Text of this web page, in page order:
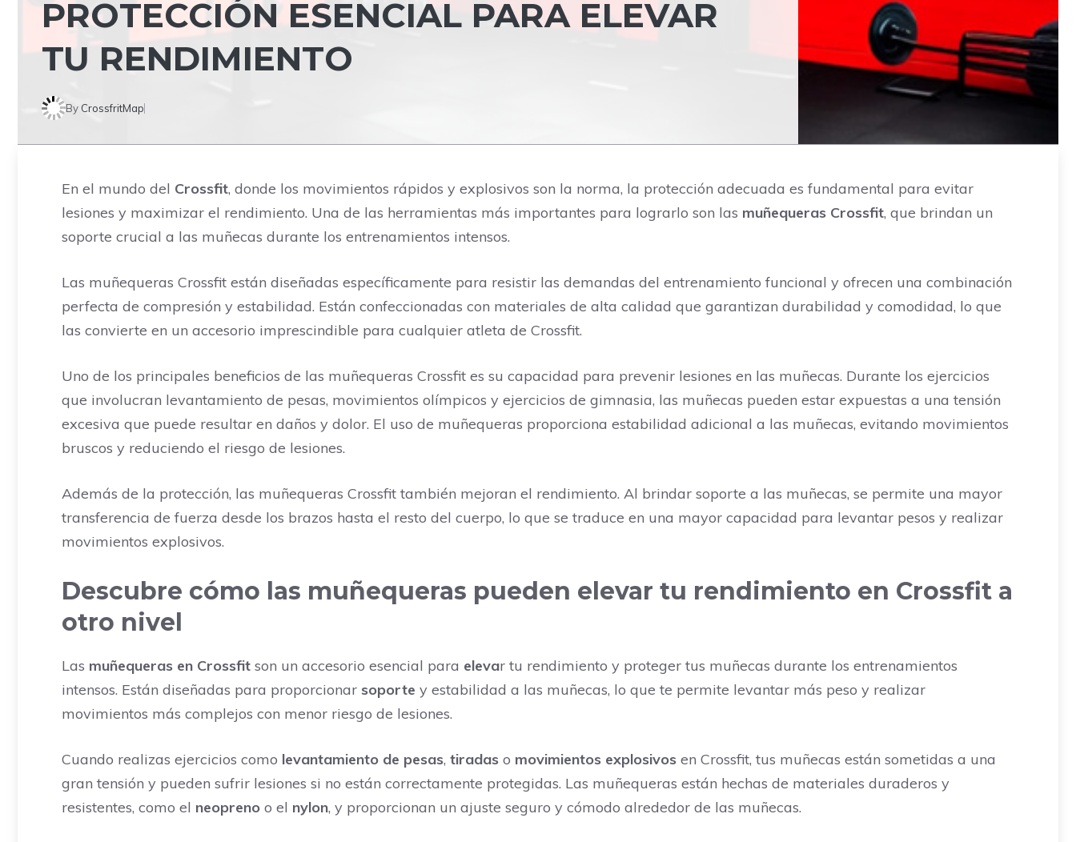
PROTECCIÓN ESENCIAL PARA ELEVAR
TU RENDIMIENTO
By CrossfritMap
En el mundo del Crossfit, donde los movimientos rápidos y explosivos son la norma, la protección adecuada es fundamental para evitar
lesiones y maximizar el rendimiento. Una de las herramientas más importantes para lograrlo son las muñequeras Crossfit, que brindan un
soporte crucial a las muñecas durante los entrenamientos intensos.
Las muñequeras Crossfit están diseñadas específicamente para resistir las demandas del entrenamiento funcional y ofrecen una combinación
perfecta de compresión y estabilidad. Están confeccionadas con materiales de alta calidad que garantizan durabilidad y comodidad, lo que
las convierte en un accesorio imprescindible para cualquier atleta de Crossfit.
Uno de los principales beneficios de las muñequeras Crossfit es su capacidad para prevenir lesiones en las muñecas. Durante los ejercicios
que involucran levantamiento de pesas, movimientos olímpicos y ejercicios de gimnasia, las muñecas pueden estar expuestas a una tensión
excesiva que puede resultar en daños y dolor. El uso de muñequeras proporciona estabilidad adicional a las muñecas, evitando movimientos
bruscos y reduciendo el riesgo de lesiones.
Además de la protección, las muñequeras Crossfit también mejoran el rendimiento. Al brindar soporte a las muñecas, se permite una mayor
transferencia de fuerza desde los brazos hasta el resto del cuerpo, lo que se traduce en una mayor capacidad para levantar pesos y realizar
movimientos explosivos.
Descubre cómo las muñequeras pueden elevar tu rendimiento en Crossfit a
otro nivel
Las muñequeras en Crossfit son un accesorio esencial para elevar tu rendimiento y proteger tus muñecas durante los entrenamientos
intensos. Están diseñadas para proporcionar soporte y estabilidad a las muñecas, lo que te permite levantar más peso y realizar
movimientos más complejos con menor riesgo de lesiones.
Cuando realizas ejercicios como levantamiento de pesas, tiradas o movimientos explosivos en Crossfit, tus muñecas están sometidas a una
gran tensión y pueden sufrir lesiones si no están correctamente protegidas. Las muñequeras están hechas de materiales duraderos y
resistentes, como el neopreno o el nylon, y proporcionan un ajuste seguro y cómodo alrededor de las muñecas.